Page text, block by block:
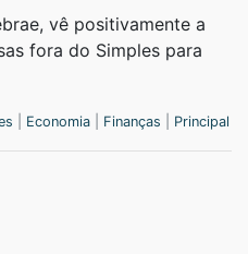
vê positivamente a
fora do Simples para
Economia Finanças Principal